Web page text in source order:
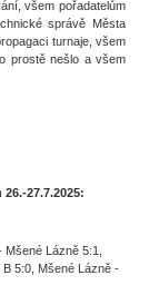
všem pořadatelům
správě Města
turnaje, všem
prostě nešlo a všem
27.7.2025:
Lázně 5:1,
5:0, Mšené Lázně -